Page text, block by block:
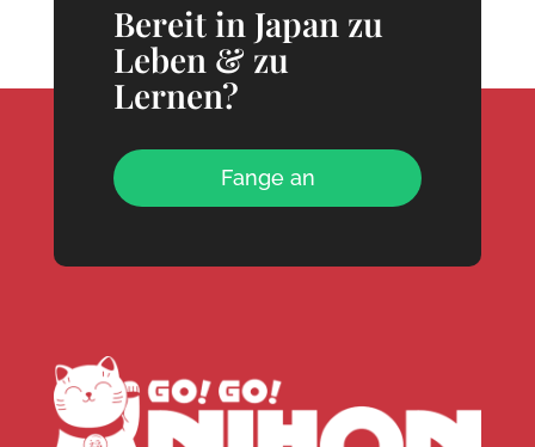
Bereit in Japan zu
Leben & zu
Lernen?
Fange an